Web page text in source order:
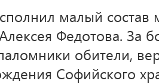
малый состав
Федотова. За
обители,
Софийского